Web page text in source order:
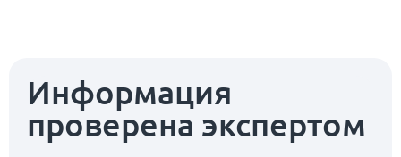
Информация
проверена экспертом